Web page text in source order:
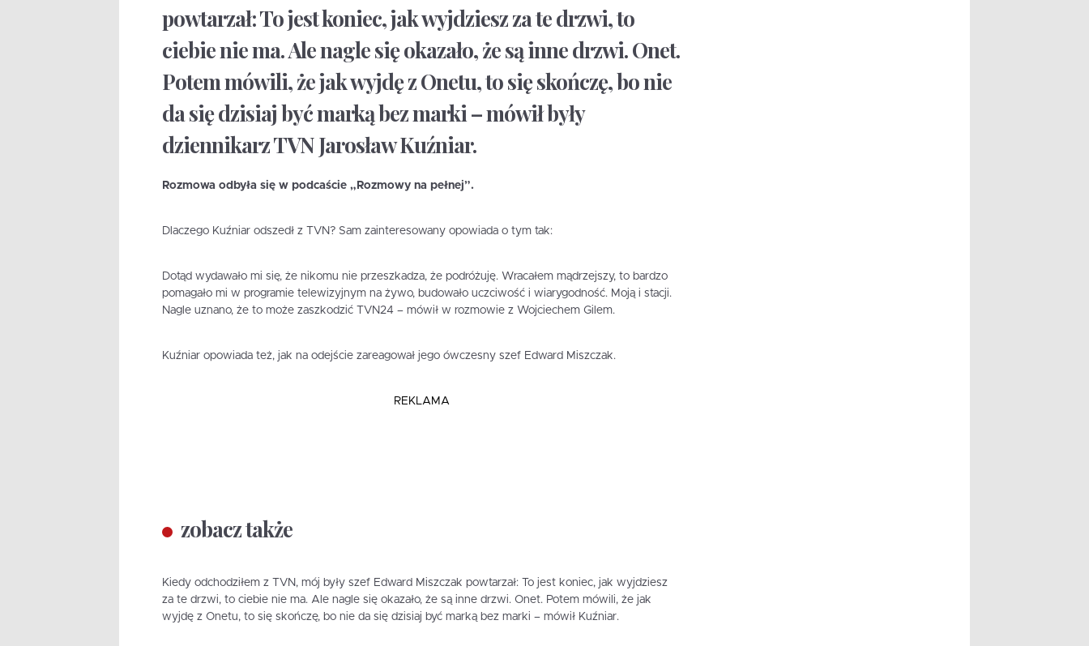
powtarzał: To jest koniec, jak wyjdziesz za te drzwi, to
ciebie nie ma. Ale nagle się okazało, że są inne drzwi. Onet.
Potem mówili, że jak wyjdę z Onetu, to się skończę, bo nie
da się dzisiaj być marką bez marki – mówił były
dziennikarz TVN Jarosław Kuźniar.
Rozmowa odbyła się w podcaście „Rozmowy na pełnej”.
Dlaczego Kuźniar odszedł z TVN? Sam zainteresowany opowiada o tym tak:
Dotąd wydawało mi się, że nikomu nie przeszkadza, że podróżuję. Wracałem mądrzejszy, to bardzo
pomagało mi w programie telewizyjnym na żywo, budowało uczciwość i wiarygodność. Moją i stacji.
Nagle uznano, że to może zaszkodzić TVN24 – mówił w rozmowie z Wojciechem Gilem.
Kuźniar opowiada też, jak na odejście zareagował jego ówczesny szef Edward Miszczak.
REKLAMA
zobacz także
Kiedy odchodziłem z TVN, mój były szef Edward Miszczak powtarzał: To jest koniec, jak wyjdziesz
za te drzwi, to ciebie nie ma. Ale nagle się okazało, że są inne drzwi. Onet. Potem mówili, że jak
wyjdę z Onetu, to się skończę, bo nie da się dzisiaj być marką bez marki – mówił Kuźniar.